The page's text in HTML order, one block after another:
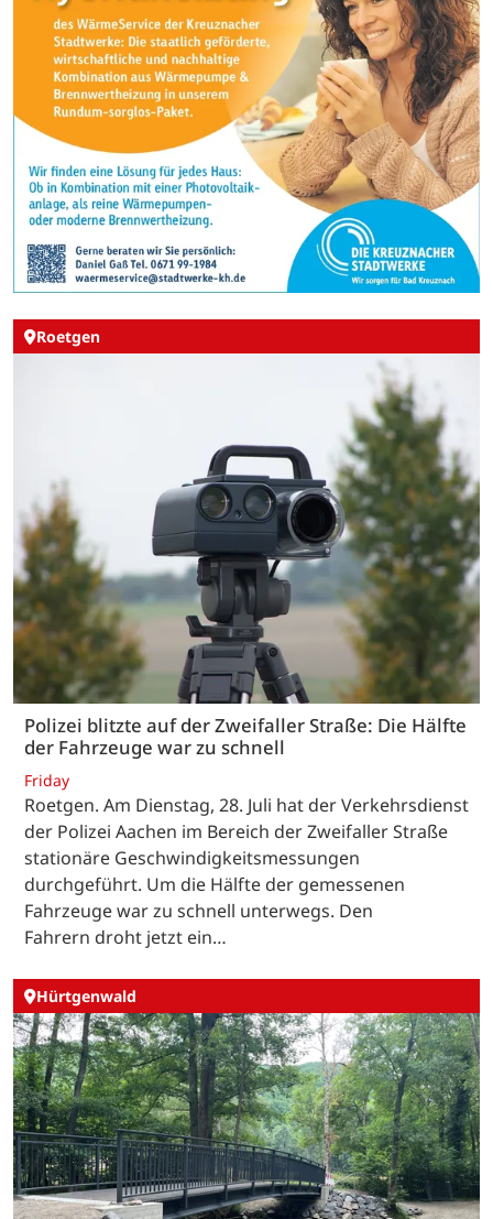
Roetgen
Polizei blitzte auf der Zweifaller Straße: Die Hälfte
der Fahrzeuge war zu schnell
Friday
Roetgen. Am Dienstag, 28. Juli hat der Verkehrsdienst
der Polizei Aachen im Bereich der Zweifaller Straße
stationäre Geschwindigkeitsmessungen
durchgeführt. Um die Hälfte der gemessenen
Fahrzeuge war zu schnell unterwegs. Den
Fahrern droht jetzt ein…
Hürtgenwald